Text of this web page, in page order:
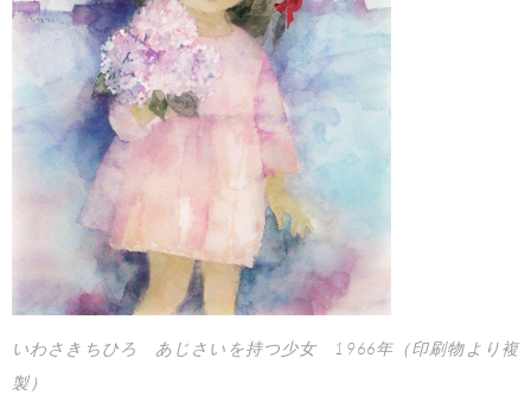
いわさきちひろ あじさいを持つ少女 1966年（印刷物より複
製）